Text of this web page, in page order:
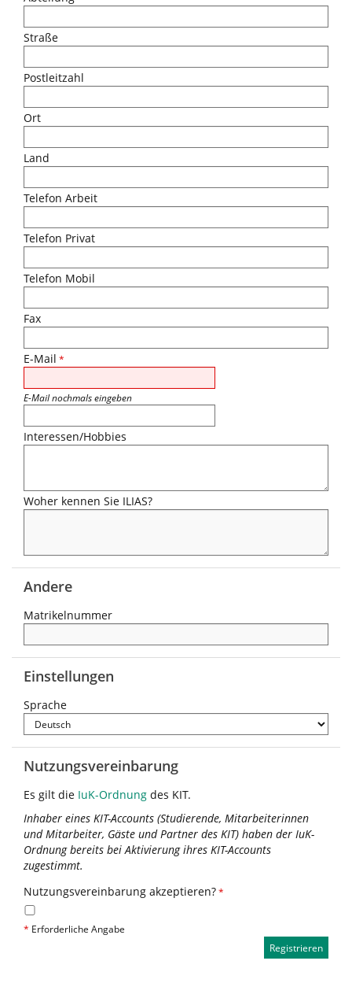
Straße
Postleitzahl
Ort
Land
Telefon Arbeit
Telefon Privat
Telefon Mobil
Fax
E-Mail *
E-Mail nochmals eingeben
Interessen/Hobbies
Woher kennen Sie ILIAS?
Andere
Matrikelnummer
Einstellungen
Sprache
Nutzungsvereinbarung
Es gilt die IuK-Ordnung des KIT.
Inhaber eines KIT-Accounts (Studierende, Mitarbeiterinnen
und Mitarbeiter, Gäste und Partner des KIT) haben der IuK-
Ordnung bereits bei Aktivierung ihres KIT-Accounts
zugestimmt.
Nutzungsvereinbarung akzeptieren?*
* Erforderliche Angabe